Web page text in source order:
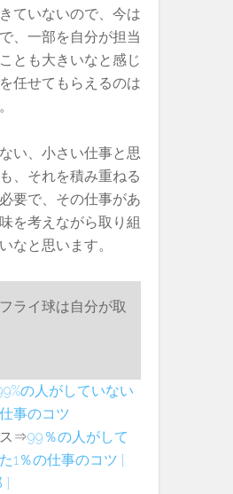
ていないので、今は
、一部を自分が担当
とも大きいなと感じ
任せてもらえるのは
い、小さい仕事と思
、それを積み重ねる
要で、その仕事があ
を考えながら取り組
なと思います。
ライ球は自分が取
の人がしていない
事のコツ
ス⇒99％の人がして
1％の仕事のコツ [
]